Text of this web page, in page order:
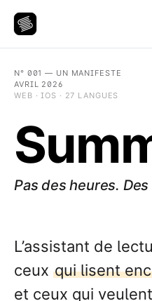
N° 001 — UN MANIFESTE
AVRIL 2026
WEB · IOS · 27 LANGUES
Pas des heures.
L’assistant de
ceux qui lisent
et ceux qui